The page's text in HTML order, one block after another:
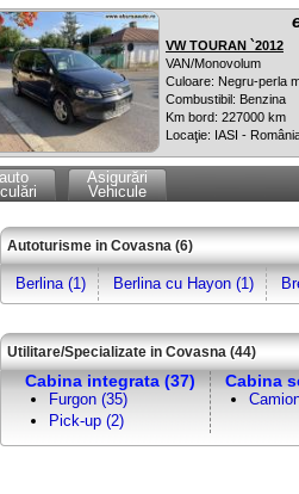
VW TOURAN `2012
VAN/Monovolum
Culoare: Negru-perla
Combustibil: Benzina
Km bord: 227000 km
Locaţie: IASI -
Asigurări
Vehicule
Autoturisme in Covasna (6)
Berlina (1) Berlina cu Hayon (1)
Utilitare/Specializate in Covasna (44)
Cabina integrata (37)
Furgon (35)
Pick-up (2)
Cabina